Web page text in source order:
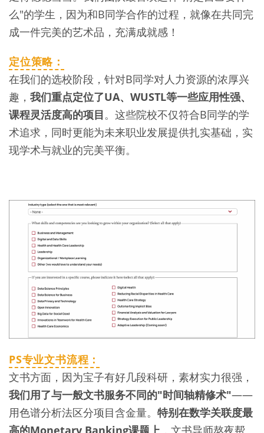
么"的学生，因为和B同学合作的过程，就像在共同完
成一件完美的艺术品，充满成就感！
定位策略：
在我们的选校阶段，针对B同学对人力资源的浓厚兴
趣， 我们重点定位了UA、WUSTL等一些应用性强、
课程灵活度高的项目。这些院校不仅符合B同学的学
术追求，同时更能为未来职业发展提供扎实基础，实
现学术与就业的完美平衡。
PS专业文书流程：
文书方面，因为宝子有好几段科研，素材实力很强，
我们用了与一般文书服务不同的"时间轴精修术"——
用色谱分析法区分项目含金量。 特别在数学关联度最
高的Monetary Banking课题上 ，文书导师熬夜帮